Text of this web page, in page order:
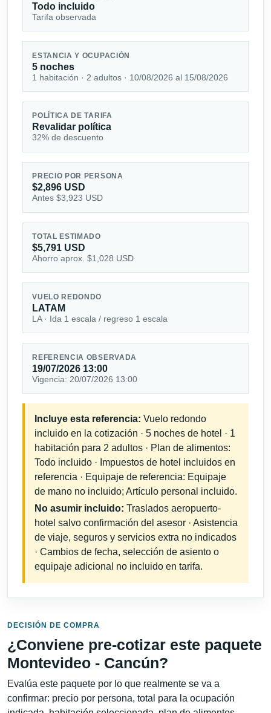
Todo incluido
Tarifa observada
ESTANCIA Y OCUPACIÓN
5 noches
1 habitación · 2 adultos · 10/08/2026 al 15/08/2026
POLÍTICA DE TARIFA
Revalidar política
32% de descuento
PRECIO POR PERSONA
$2,896 USD
Antes $3,923 USD
TOTAL ESTIMADO
$5,791 USD
Ahorro aprox. $1,028 USD
VUELO REDONDO
LATAM
LA · Ida 1 escala / regreso 1 escala
REFERENCIA OBSERVADA
19/07/2026 13:00
Vigencia: 20/07/2026 13:00
Incluye esta referencia: Vuelo redondo
incluido en la cotización · 5 noches de hotel · 1
habitación para 2 adultos · Plan de alimentos:
Todo incluido · Impuestos de hotel incluidos en
referencia · Equipaje de referencia: Equipaje
de mano no incluido; Artículo personal incluido.
No asumir incluido: Traslados aeropuerto-
hotel salvo confirmación del asesor · Asistencia
de viaje, seguros y servicios extra no indicados
· Cambios de fecha, selección de asiento o
equipaje adicional no incluido en tarifa.
DECISIÓN DE COMPRA
¿Conviene pre-cotizar este paquete
Montevideo - Cancún?
Evalúa este paquete por lo que realmente se va a
confirmar: precio por persona, total para la ocupación